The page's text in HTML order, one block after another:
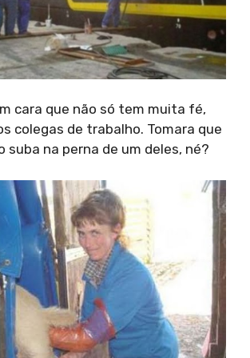
cara que não só tem muita fé,
colegas de trabalho. Tomara que
suba na perna de um deles, né?